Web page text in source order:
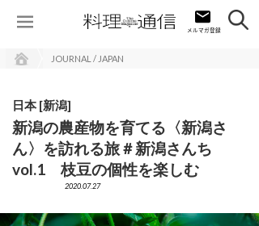
JOURNAL / JAPAN
日本 [新潟]
新潟の農産物を育てる〈新潟さ
ん〉を訪れる旅＃新潟さんち
vol.1 枝豆の個性を楽しむ
2020.07.27